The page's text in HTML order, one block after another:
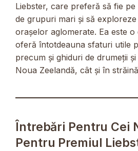
Liebster, care preferă să fie
de grupuri mari și să
orașelor aglomerate. Ea este
oferă întotdeauna sfaturi utile
precum și ghiduri de drumeții
Noua Zeelandă, cât și în
Întrebări Pentru Cei
Pentru Premiul